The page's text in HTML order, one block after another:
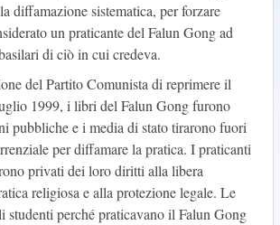
diffamazione sistematica, per forzare
un praticante del Falun Gong ad
di ciò in cui credeva.
del Partito Comunista di reprimere il
1999, i libri del Falun Gong furono
pubbliche e i media di stato tirarono fuori
per diffamare la pratica. I praticanti
privati dei loro diritti alla libera
religiosa e alla protezione legale. Le
studenti perché praticavano il Falun Gong